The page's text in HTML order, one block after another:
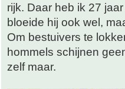
rijk. Daar heb ik 27
bloeide hij ook wel,
Om bestuivers te
hommels schijnen
zelf maar.